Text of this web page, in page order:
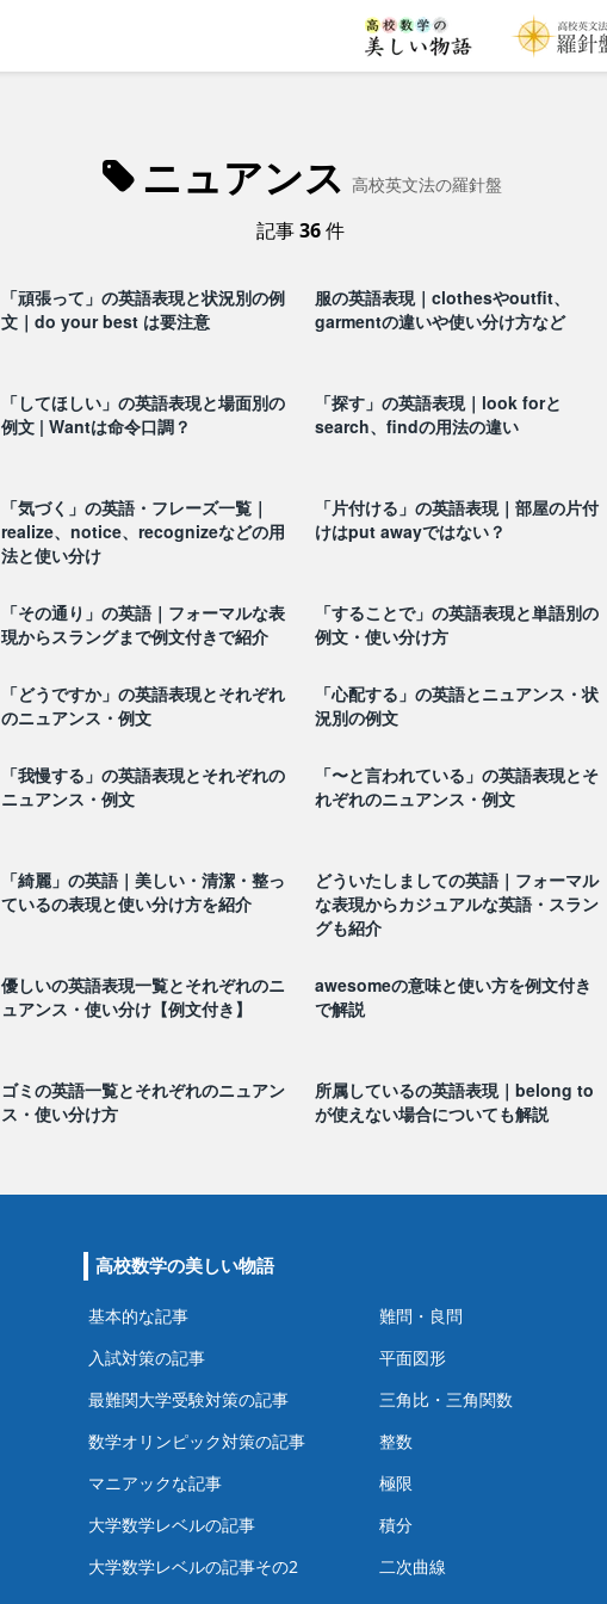
ニュアンス 高校英文法の羅針盤
記事36件
「頑張って」の英語表現と状況別の例
文｜do your best は要注意
服の英語表現｜clothesやoutfit、
garmentの違いや使い分け方など
「してほしい」の英語表現と場面別の
例文 | Wantは命令口調？
「探す」の英語表現｜look forと
search、findの用法の違い
「気づく」の英語・フレーズ一覧｜
realize、notice、recognizeなどの用
法と使い分け
「片付ける」の英語表現｜部屋の片付
けはput awayではない？
「その通り」の英語｜フォーマルな表
現からスラングまで例文付きで紹介
「することで」の英語表現と単語別の
例文・使い分け方
「どうですか」の英語表現とそれぞれ
のニュアンス・例文
「心配する」の英語とニュアンス・状
況別の例文
「我慢する」の英語表現とそれぞれの
ニュアンス・例文
「〜と言われている」の英語表現とそ
れぞれのニュアンス・例文
「綺麗」の英語｜美しい・清潔・整っ
ているの表現と使い分け方を紹介
どういたしましての英語｜フォーマル
な表現からカジュアルな英語・スラン
グも紹介
優しいの英語表現一覧とそれぞれのニ
ュアンス・使い分け【例文付き】
awesomeの意味と使い方を例文付き
で解説
ゴミの英語一覧とそれぞれのニュアン
ス・使い分け方
所属しているの英語表現｜belong to
が使えない場合についても解説
高校数学の美しい物語
基本的な記事
入試対策の記事
最難関大学受験対策の記事
数学オリンピック対策の記事
マニアックな記事
大学数学レベルの記事
大学数学レベルの記事その2
難問・良問
平面図形
三角比・三角関数
整数
極限
積分
二次曲線